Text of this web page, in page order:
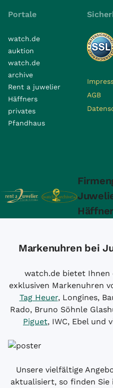
Portale
watch.de
auktion
watch.de
archive
Rent a juwelier
Häffners
privates
Pfandhaus
AGB
Häffner
Markenuhren bei
watch.de bietet Ihnen
exklusiven Markenuhren
Tag Heuer, Longines,
Rado, Bruno Söhnle
Piguet, IWC, Ebel und
Unsere vielfältige
aktualisiert, so finden